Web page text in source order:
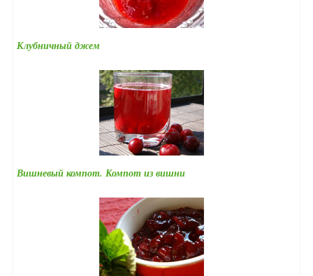
Клубничный джем
Вишневый компот. Компот из вишни